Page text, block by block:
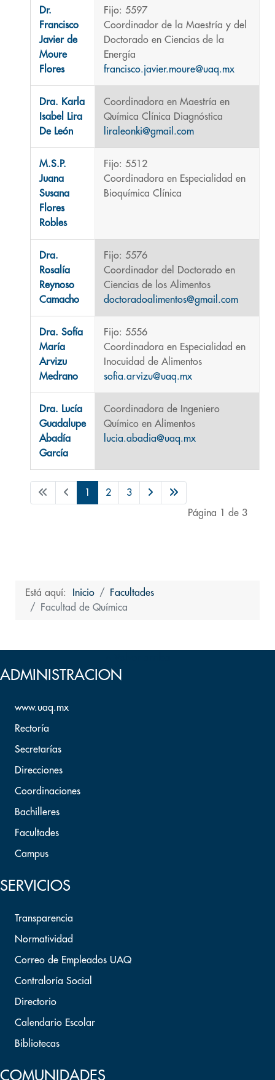
Dr.
Francisco
Javier de
Moure
Flores
Fijo: 5597
Coordinador de la Maestría y del
Doctorado en Ciencias de la
Energía
francisco.javier.moure@uaq.mx
Dra. Karla
Isabel Lira
De León
Coordinadora en Maestría en
Química Clínica Diagnóstica
liraleonki@gmail.com
M.S.P.
Juana
Susana
Flores
Robles
Fijo: 5512
Coordinadora en Especialidad en
Bioquímica Clínica
Dra.
Rosalía
Reynoso
Camacho
Fijo: 5576
Coordinador del Doctorado en
Ciencias de los Alimentos
doctoradoalimentos@gmail.com
Dra. Sofía
María
Arvizu
Medrano
Fijo: 5556
Coordinadora en Especialidad en
Inocuidad de Alimentos
sofia.arvizu@uaq.mx
Dra. Lucía
Guadalupe
Abadía
García
Coordinadora de Ingeniero
Químico en Alimentos
lucia.abadia@uaq.mx
Página 1 de 3
1 2 3
Está aquí: Inicio
Facultades
Facultad de Química
ADMINISTRACION
www.uaq.mx
Rectoría
Secretarías
Direcciones
Coordinaciones
Bachilleres
Facultades
Campus
SERVICIOS
Transparencia
Normatividad
Correo de Empleados UAQ
Contraloría Social
Directorio
Calendario Escolar
Bibliotecas
COMUNIDADES